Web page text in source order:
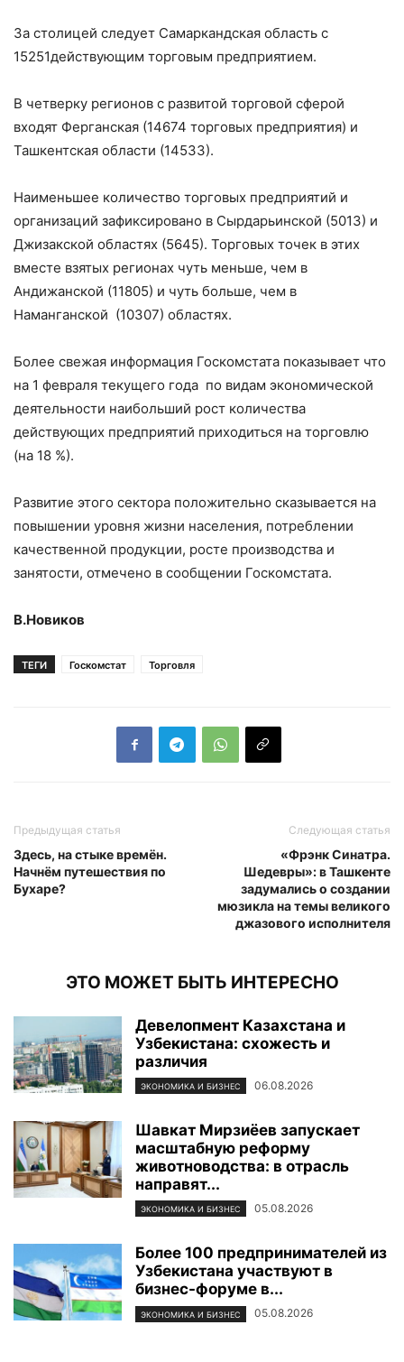
За столицей следует Самаркандская область с
15251действующим торговым предприятием.
В четверку регионов с развитой торговой сферой
входят Ферганская (14674 торговых предприятия) и
Ташкентская области (14533).
Наименьшее количество торговых предприятий и
организаций зафиксировано в Сырдарьинской (5013) и
Джизакской областях (5645). Торговых точек в этих
вместе взятых регионах чуть меньше, чем в
Андижанской (11805) и чуть больше, чем в
Наманганской (10307) областях.
Более свежая информация Госкомстата показывает что
на 1 февраля текущего года по видам экономической
деятельности наибольший рост количества
действующих предприятий приходиться на торговлю
(на 18 %).
Развитие этого сектора положительно сказывается на
повышении уровня жизни населения, потреблении
качественной продукции, росте производства и
занятости, отмечено в сообщении Госкомстата.
В.Новиков
ТЕГИ Госкомстат Торговля
Предыдущая статья
Здесь, на стыке времён.
Начнём путешествия по
Бухаре?
Следующая статья
«Фрэнк Синатра.
Шедевры»: в Ташкенте
задумались о создании
мюзикла на темы великого
джазового исполнителя
ЭТО МОЖЕТ БЫТЬ ИНТЕРЕСНО
Девелопмент Казахстана и
Узбекистана: схожесть и
различия
ЭКОНОМИКА И БИЗНЕС 06.08.2026
Шавкат Мирзиёев запускает
масштабную реформу
животноводства: в отрасль
направят...
ЭКОНОМИКА И БИЗНЕС 05.08.2026
Более 100 предпринимателей из
Узбекистана участвуют в
бизнес-форуме в...
ЭКОНОМИКА И БИЗНЕС 05.08.2026